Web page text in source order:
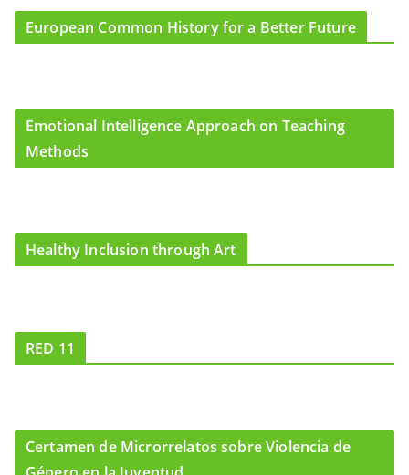
m
European Common History for a Better Future
Emotional Intelligence Approach on Teaching
Methods
Healthy Inclusion through Art
RED 11
Certamen de Microrrelatos sobre Violencia de